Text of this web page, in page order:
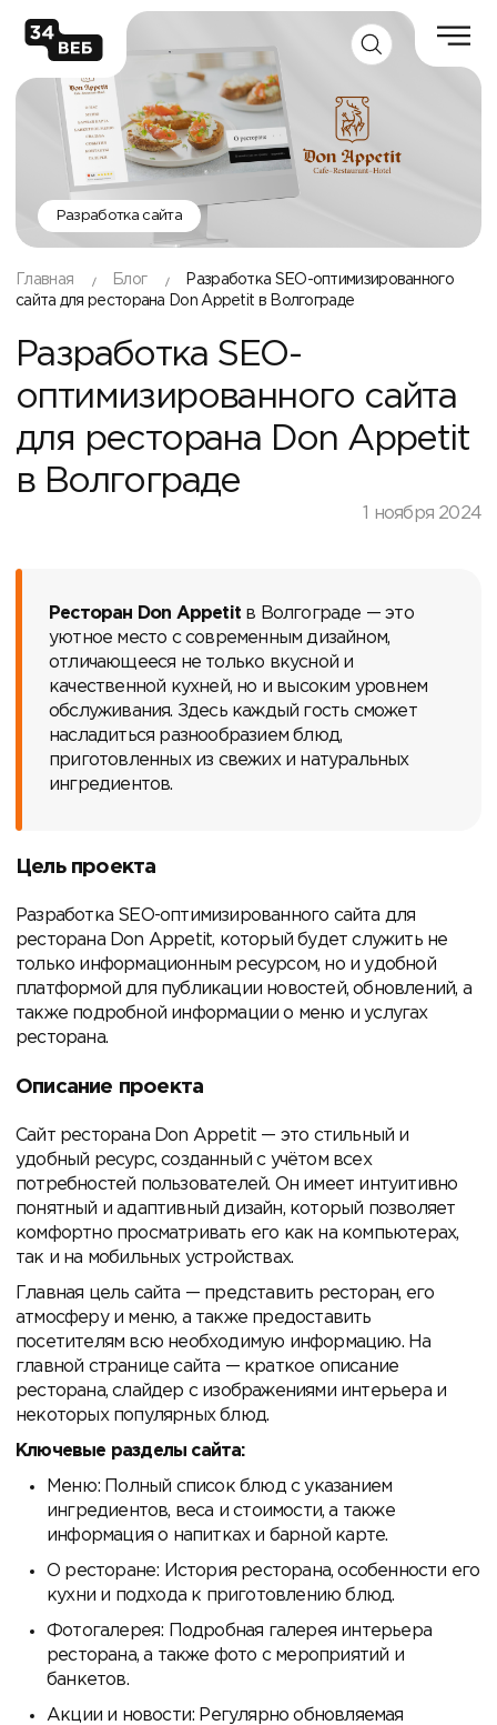
Разработка сайта
Главная Блог
Разработка SEO-оптимизированного
сайта для ресторана Don Appetit в Волгограде
Разработка SEO-
оптимизированного сайта
для ресторана Don Appetit
в Волгограде
1 ноября 2024
Ресторан Don Appetit в Волгограде — это
уютное место с современным дизайном,
отличающееся не только вкусной и
качественной кухней, но и высоким уровнем
обслуживания. Здесь каждый гость сможет
насладиться разнообразием блюд,
приготовленных из свежих и натуральных
ингредиентов.
Цель проекта
Разработка SEO-оптимизированного сайта для
ресторана Don Appetit, который будет служить не
только информационным ресурсом, но и удобной
платформой для публикации новостей, обновлений, а
также подробной информации о меню и услугах
ресторана.
Описание проекта
Сайт ресторана Don Appetit — это стильный и
удобный ресурс, созданный с учётом всех
потребностей пользователей. Он имеет интуитивно
понятный и адаптивный дизайн, который позволяет
комфортно просматривать его как на компьютерах,
так и на мобильных устройствах.
Главная цель сайта — представить ресторан, его
атмосферу и меню, а также предоставить
посетителям всю необходимую информацию. На
главной странице сайта — краткое описание
ресторана, слайдер с изображениями интерьера и
некоторых популярных блюд.
Ключевые разделы сайта:
Меню: Полный список блюд с указанием
ингредиентов, веса и стоимости, а также
информация о напитках и барной карте.
О ресторане: История ресторана, особенности его
кухни и подхода к приготовлению блюд.
Фотогалерея: Подробная галерея интерьера
ресторана, а также фото с мероприятий и
банкетов.
Акции и новости: Регулярно обновляемая